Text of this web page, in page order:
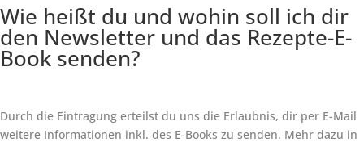
Wie heißt du und wohin soll ich dir
den Newsletter und das Rezepte-E-
Book senden?
Durch die Eintragung erteilst du uns die Erlaubnis, dir per E-Mail
weitere Informationen inkl. des E-Books zu senden. Mehr dazu in